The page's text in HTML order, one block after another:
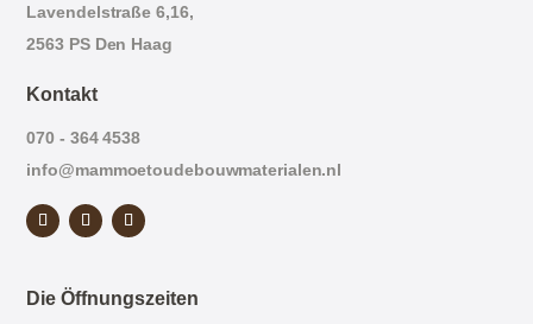
Lavendelstraße 6,16,
2563 PS Den Haag
Kontakt
070 - 364 4538
info@mammoetoudebouwmaterialen.nl
Die Öffnungszeiten